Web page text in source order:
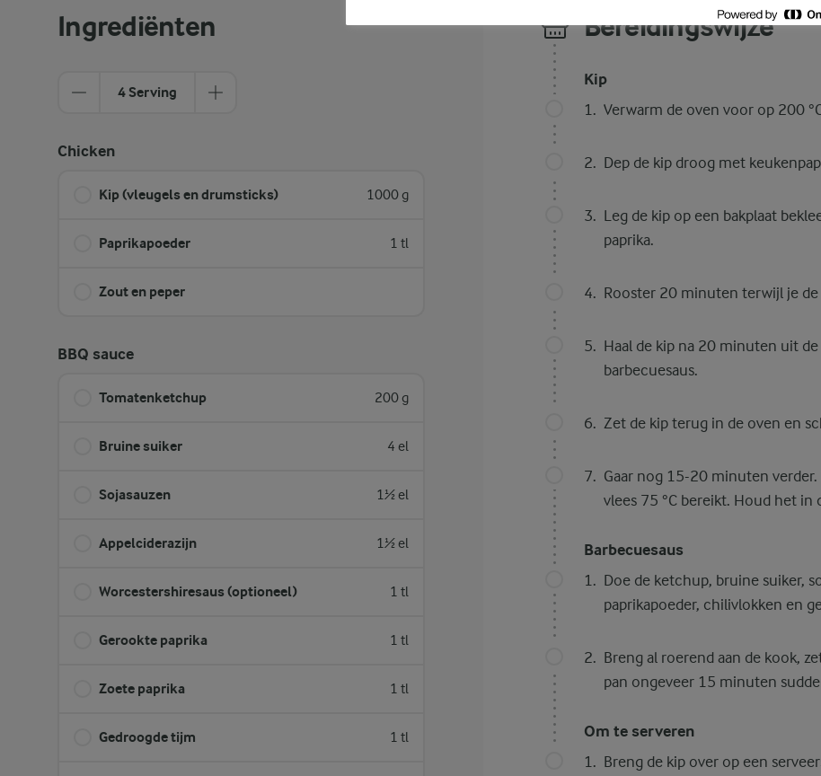
Ingrediënten
4 Serving
Chicken
Kip (vleugels en drumsticks) 1000 g
Paprikapoeder 1 tl
Zout en peper
BBQ sauce
Tomatenketchup 200 g
Bruine suiker 4 el
Sojasauzen 1½ el
Appelciderazijn 1½ el
Worcestershiresaus (optioneel) 1 tl
Gerookte paprika 1 tl
Zoete paprika 1 tl
Gedroogde tijm 1 tl
Bereidingswijze
Kip
Verwarm de oven voor op 200
Dep de kip droog met
Leg de kip op een bakplaat
paprika.
Rooster 20 minuten terwijl je de
Haal de kip na 20 minuten uit
barbecuesaus.
Zet de kip terug in de oven en
Gaar nog 15-20 minuten
vlees 75 °C bereikt. Houd het
Barbecuesaus
Doe de ketchup, bruine suiker,
paprikapoeder, chilivlokken en
Breng al roerend aan de kook,
pan ongeveer 15 minuten
Om te serveren
Breng de kip over op een